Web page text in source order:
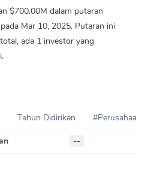
$700.00M dalam putaran
Mar 10, 2025. Putaran ini
ada 1 investor yang
Tahun Didirikan
--